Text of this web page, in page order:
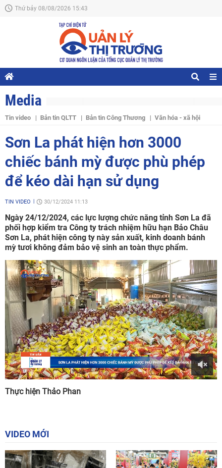
Thứ bảy 08/08/2026 15:43
Media
Tin video Bản tin QLTT Bản tin Công Thương Văn hóa - xã hội
Sơn La phát hiện hơn 3000
chiếc bánh mỳ được phù phép
để kéo dài hạn sử dụng
TIN VIDEO 30/12/2024 11:13
Ngày 24/12/2024, các lực lượng chức năng tỉnh Sơn La đã
phối hợp kiểm tra Công ty trách nhiệm hữu hạn Bảo Châu
Sơn La, phát hiện công ty này sản xuất, kinh doanh bánh
mỳ tươi không đảm bảo vệ sinh an toàn thực phẩm.
Thực hiện Thảo Phan
VIDEO MỚI